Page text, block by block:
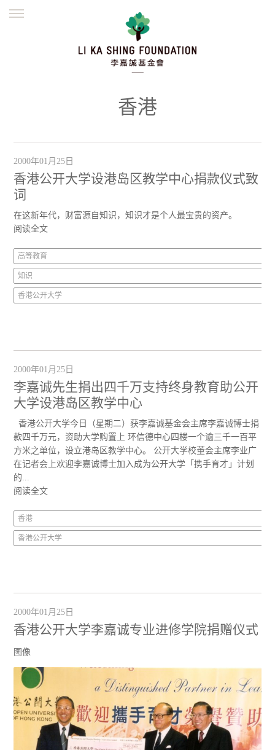
繁體
香港
2000年01月25日
香港公开大学设港岛区教学中心捐款仪式致
词
在这新年代，财富源自知识，知识才是个人最宝贵的资产。
阅读全文
高等教育
知识
香港公开大学
2000年01月25日
李嘉诚先生捐出四千万支持终身教育助公开
大学设港岛区教学中心
香港公开大学今日（星期二）获李嘉诚基金会主席李嘉诚博士捐
款四千万元，资助大学购置上 环信德中心四楼一个逾三千一百平
方米之单位，设立港岛区教学中心。 公开大学校董会主席李业广
在记者会上欢迎李嘉诚博士加入成为公开大学「携手育才」计划
的...
阅读全文
香港
香港公开大学
2000年01月25日
香港公开大学李嘉诚专业进修学院捐赠仪式
图像